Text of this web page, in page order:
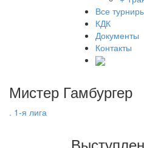
Все
КДК
Документы
Контакты
Мистер Гамбургер
. 1-я лига